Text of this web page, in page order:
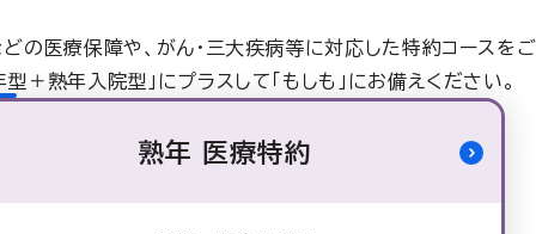
の医療保障や、がん・三大疾病等に対応した特約コースを
型＋熟年入院型」にプラスして「もしも」にお備えください。
熟年 医療特約